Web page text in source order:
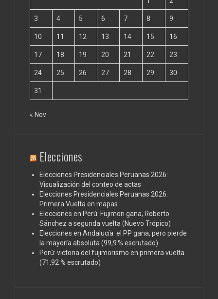
3 4 5 6 7 8 9
10 11 12 13 14 15 16
17 18 19 20 21 22 23
24 25 26 27 28 29 30
31
« Nov
Elecciones
Elecciones Presidenciales Peruanas 2026:
Visualización del conteo de actas
Elecciones Presidenciales Peruanas 2026:
Primera Vuelta en mapas
Elecciones en Perú: Fujimori gana, Roberto
Sánchez a segunda vuelta (Nuevo Trópico)
Elecciones en Andalucía: el PP gana, pero pierde
la mayoría absoluta (99,9 % escrutado)
Perú: victoria del fujimorismo en primera vuelta
(71,92 % escrutado)